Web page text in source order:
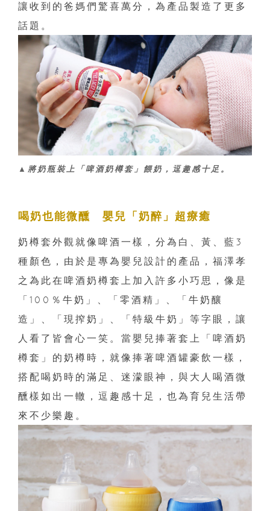
讓收到的爸媽們驚喜萬分，為產品製造了更多
話題。
▲將奶瓶裝上「啤酒奶樽套」餵奶，逗趣感十足。
喝奶也能微醺 嬰兒「奶醉」超療癒
奶樽套外觀就像啤酒一樣，分為白、黃、藍3
種顏色，由於是專為嬰兒設計的產品，福澤孝
之為此在啤酒奶樽套上加入許多小巧思，像是
「100％牛奶」、「零酒精」、「牛奶釀
造」、「現搾奶」、「特級牛奶」等字眼，讓
人看了皆會心一笑。當嬰兒捧著套上「啤酒奶
樽套」的奶樽時，就像捧著啤酒罐豪飲一樣，
搭配喝奶時的滿足、迷濛眼神，與大人喝酒微
醺樣如出一轍，逗趣感十足，也為育兒生活帶
來不少樂趣。